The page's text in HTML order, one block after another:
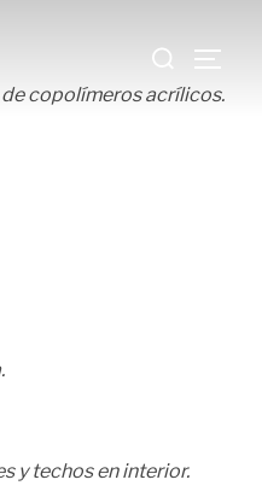
copolímeros acrílicos.
y techos en interior.